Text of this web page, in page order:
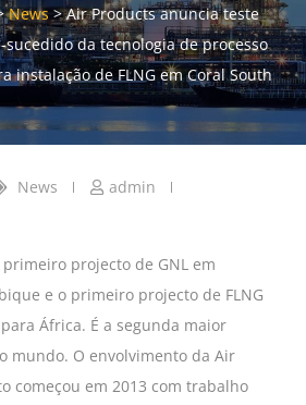
News>Air Products anuncia teste
da tecnologia de processo
instalação de FLNG em Coral South
News
admin
primeiro projecto de GNL em
e o primeiro projecto de FLNG
África. É a segunda maior
mundo. O envolvimento da Air
começou em 2013 com trabalho